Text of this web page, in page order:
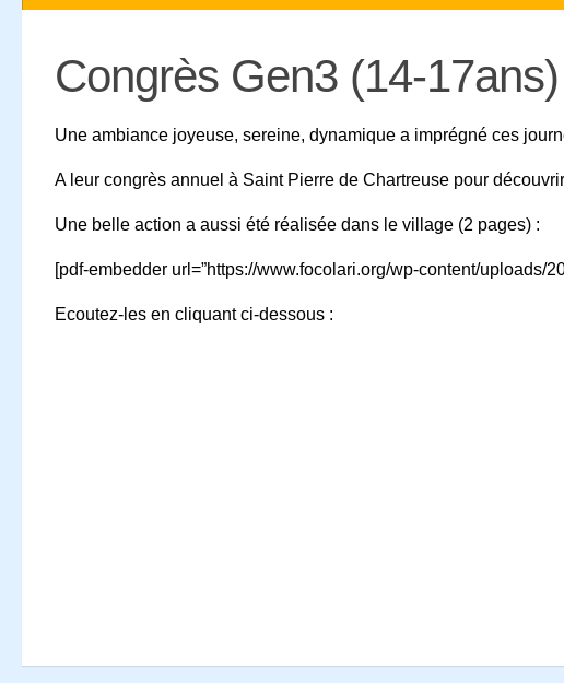
Congrès Gen3 (14-
Une ambiance joyeuse, sereine, dynamique a imprégné ces
A leur congrès annuel à Saint Pierre de Chartreuse pour
Une belle action a aussi été réalisée dans le village (2 pages) :
[pdf-embedder url=”https://www.focolari.org/wp-content/uploads/
Ecoutez-les en cliquant ci-dessous :